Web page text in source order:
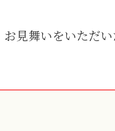
見舞いをいただ